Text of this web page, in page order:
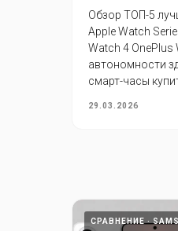
Обзор ТОП-5
Apple Watch
Watch 4 OnePlus
автономности
смарт-часы
29.03.2026
СРАВНЕНИЕ